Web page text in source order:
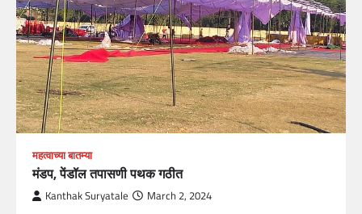
महत्वाच्या बातम्या
मंडप, पेंडॉल तपासणी पथक गठीत
Kanthak Suryatale March 2, 2024